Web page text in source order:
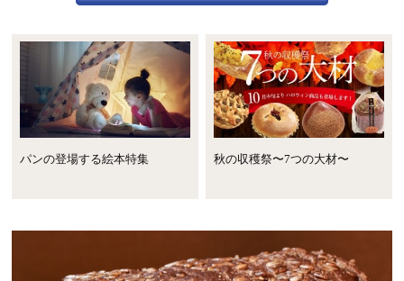
パンの登場する絵本特集 秋の収穫祭〜7つの大材〜